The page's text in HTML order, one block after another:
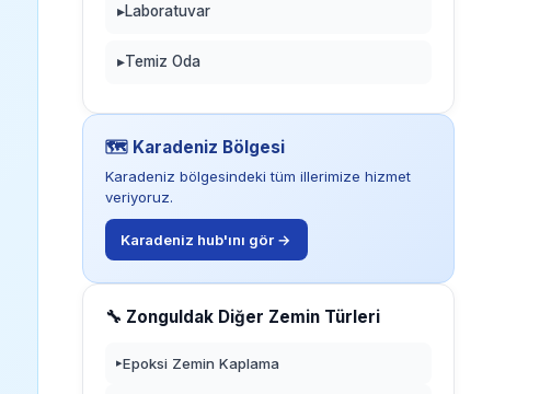
▸Laboratuvar
▸Temiz Oda
🗺️ Karadeniz Bölgesi
Karadeniz bölgesindeki tüm illerimize hizmet
veriyoruz.
Karadeniz hub'ını gör →
🔧 Zonguldak Diğer Zemin Türleri
▸Epoksi Zemin Kaplama